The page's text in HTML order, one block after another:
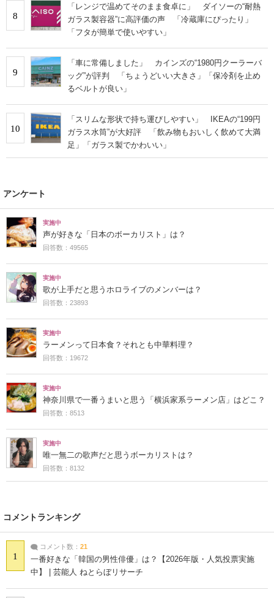
8
「レンジで温めてそのまま食卓に」 ダイソーの“耐熱
ガラス製容器”に高評価の声 「冷蔵庫にぴったり」
「フタが簡単で使いやすい」
9
「車に常備しました」 カインズの“1980円クーラーバ
ッグ”が評判 「ちょうどいい大きさ」「保冷剤を止め
るベルトが良い」
10
「スリムな形状で持ち運びしやすい」 IKEAの“199円
ガラス水筒”が大好評 「飲み物もおいしく飲めて大満
足」「ガラス製でかわいい」
アンケート
実施中
声が好きな「日本のボーカリスト」は？
回答数：49565
実施中
歌が上手だと思うホロライブのメンバーは？
回答数：23893
実施中
ラーメンって日本食？それとも中華料理？
回答数：19672
実施中
神奈川県で一番うまいと思う「横浜家系ラーメン店」はどこ？
回答数：8513
実施中
唯一無二の歌声だと思うボーカリストは？
回答数：8132
コメントランキング
1
コメント数： 21
一番好きな「韓国の男性俳優」は？【2026年版・人気投票実施
中】 | 芸能人 ねとらぼリサーチ